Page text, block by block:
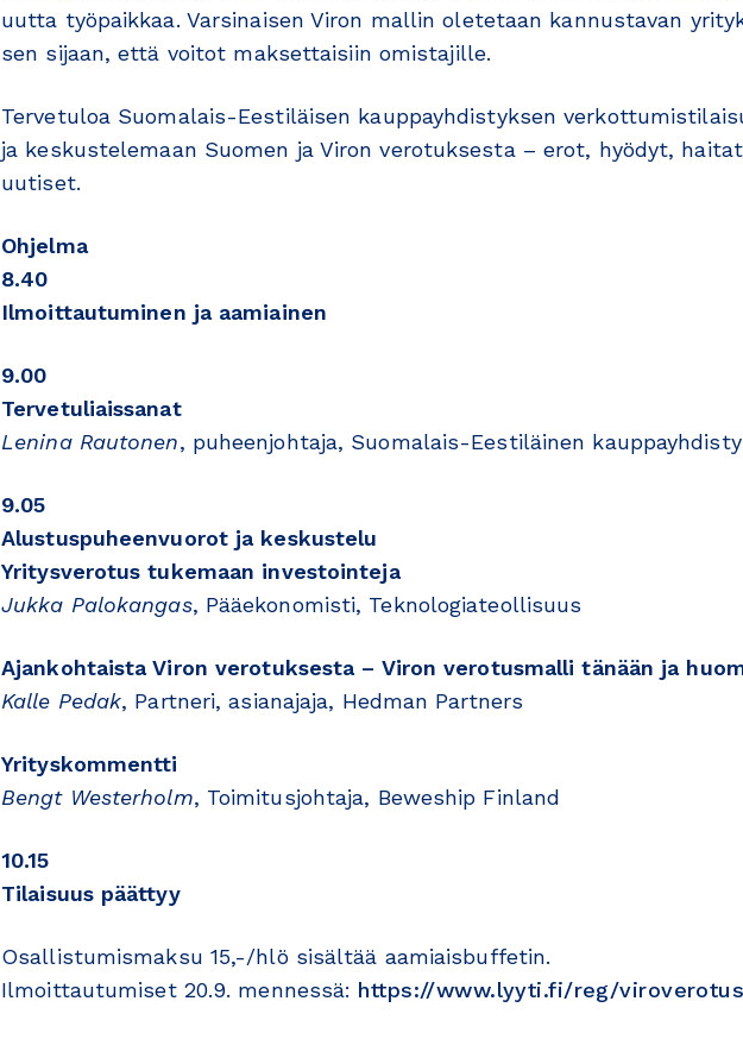
uutta työpaikkaa. Varsinaisen Viron mallin oletetaan kannustavan
sen sijaan, että voitot maksettaisiin omistajille.
Tervetuloa Suomalais-Eestiläisen kauppayhdistyksen
ja keskustelemaan Suomen ja Viron verotuksesta – erot, hyödyt,
uutiset.
Ohjelma
8.40
Ilmoittautuminen ja aamiainen
9.00
Tervetuliaissanat
Lenina Rautonen, puheenjohtaja, Suomalais-Eestiläinen
9.05
Alustuspuheenvuorot ja keskustelu
Yritysverotus tukemaan investointeja
Jukka Palokangas, Pääekonomisti, Teknologiateollisuus
Ajankohtaista Viron verotuksesta – Viron verotusmalli tänään ja
Kalle Pedak, Partneri, asianajaja, Hedman Partners
Yrityskommentti
Bengt Westerholm, Toimitusjohtaja, Beweship Finland
10.15
Tilaisuus päättyy
Osallistumismaksu 15,-/hlö sisältää aamiaisbuffetin.
Ilmoittautumiset 20.9. mennessä: https://www.lyyti.fi/reg/